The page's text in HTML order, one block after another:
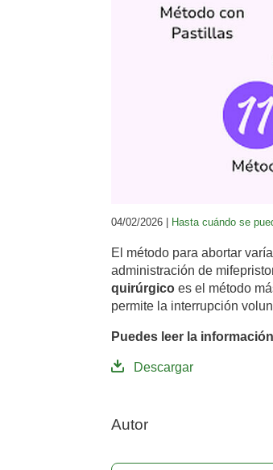
04/02/2026 | Hasta cuándo se
El método para abortar
administración de
quirúrgico es el método
permite la interrupción
Puedes leer la
Descargar
Autor